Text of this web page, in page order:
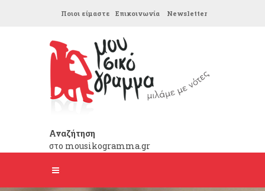
Ποιοι είμαστε Επικοινωνία Newsletter
Αναζήτηση
στο mousikogramma.gr